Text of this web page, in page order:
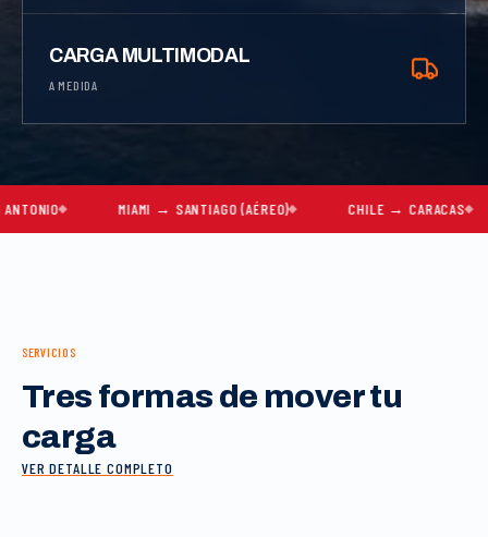
CARGA MULTIMODAL
A MEDIDA
MIAMI → SANTIAGO (AÉREO) CHILE → CARACAS
SERVICIOS
Tres formas de mover tu
carga
VER DETALLE COMPLETO